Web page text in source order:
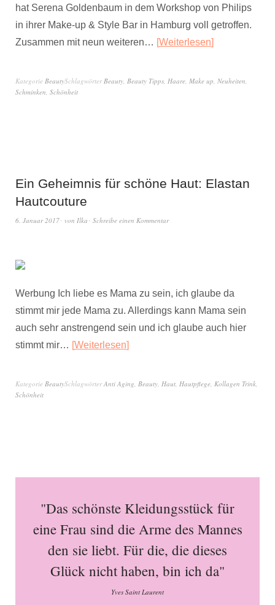
hat Serena Goldenbaum in dem Workshop von Philips
in ihrer Make-up & Style Bar in Hamburg voll getroffen.
Zusammen mit neun weiteren… Weiterlesen
Kategorie BeautySchlagwörterBeauty, Beauty Tipps, Haare, Make up, Neuheiten,
Schminken, Schönheit
Ein Geheimnis für schöne Haut: Elastan
Hautcouture
6. Januar 2017 von Ilka Schreibe einen Kommentar
Werbung Ich liebe es Mama zu sein, ich glaube da
stimmt mir jede Mama zu. Allerdings kann Mama sein
auch sehr anstrengend sein und ich glaube auch hier
stimmt mir… Weiterlesen
Kategorie BeautySchlagwörterAnti Aging, Beauty, Haut, Hautpflege, Kollagen Trink,
Schönheit
"Das schönste Kleidungsstück für
eine Frau sind die Arme des Mannes
den sie liebt. Für die, die dieses
Glück nicht haben, bin ich da"
Yves Saint Laurent